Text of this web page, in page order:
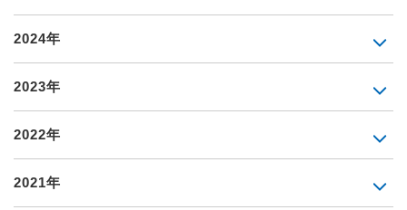
2024年
2023年
2022年
2021年